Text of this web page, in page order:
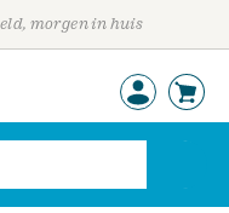
morgen in huis